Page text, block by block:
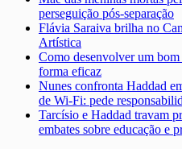
perseguição pós-separação
Flávia Saraiva brilha no
Artística
Como desenvolver um
forma eficaz
Nunes confronta Haddad
de Wi-Fi: pede
Tarcísio e Haddad travam
embates sobre educação e